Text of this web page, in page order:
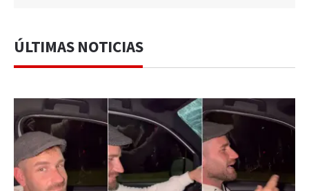
ÚLTIMAS NOTICIAS